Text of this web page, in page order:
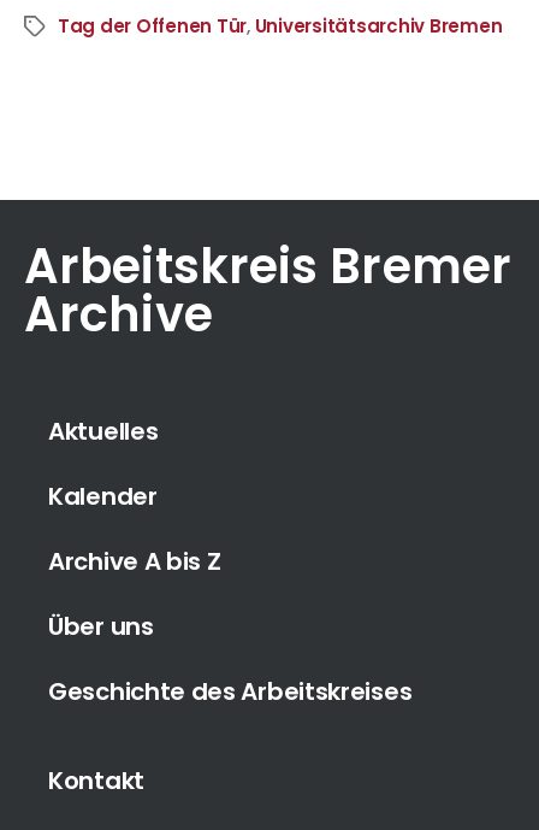
Tag der Offenen Tür, Universitätsarchiv Bremen
Arbeitskreis Bremer
Archive
Aktuelles
Kalender
Archive A bis Z
Über uns
Geschichte des Arbeitskreises
Kontakt